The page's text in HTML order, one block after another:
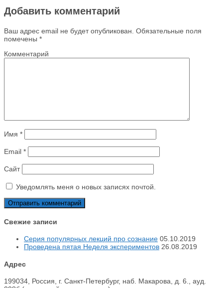
Добавить комментарий
Ваш адрес email не будет опубликован. Обязательные поля
помечены *
Комментарий
Имя *
Email *
Сайт
Уведомлять меня о новых записях почтой.
Свежие записи
Серия популярных лекций про сознание 05.10.2019
Проведена пятая Неделя экспериментов 26.08.2019
Адрес
199034, Россия, г. Санкт-Петербург, наб. Макарова, д. 6., ауд.